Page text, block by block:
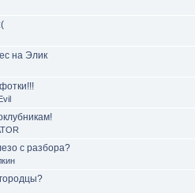
на Элик
с разбора?